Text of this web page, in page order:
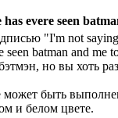
evere seen
"I'm not
seen batman and me
но вы хоть
быть
и белом цвете.